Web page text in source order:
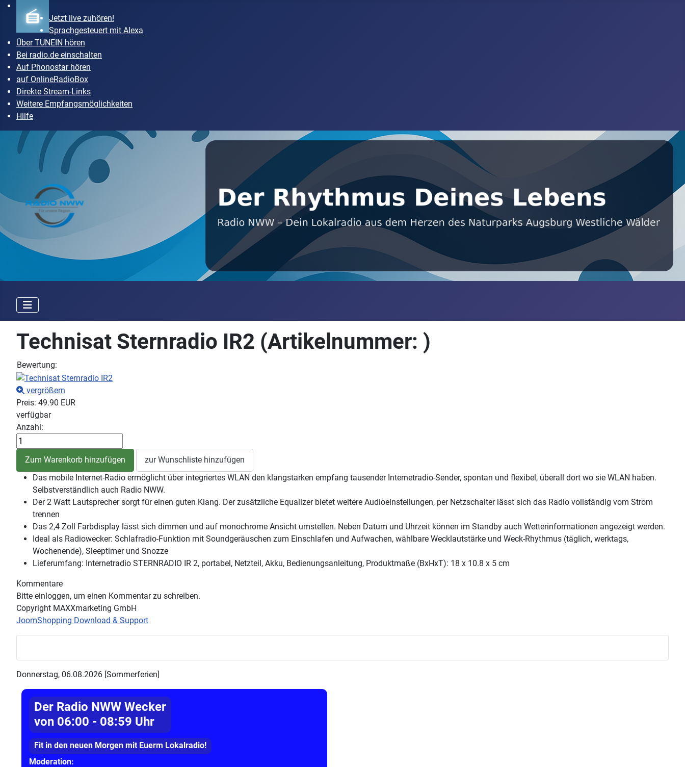
Jetzt live zuhören!
Sprachgesteuert mit Alexa
Über TUNEIN hören
Bei radio.de einschalten
Auf Phonostar hören
auf OnlineRadioBox
Direkte Stream-Links
Weitere Empfangsmöglichkeiten
Hilfe
Technisat Sternradio IR2 (Artikelnummer: )
Bewertung:
vergrößern
Preis: 49.90 EUR
verfügbar
Anzahl:
Das mobile Internet-Radio ermöglicht über integriertes WLAN den klangstarken empfang tausender Internetradio-Sender, spontan und flexibel, überall dort wo sie WLAN haben.
Selbstverständlich auch Radio NWW.
Der 2 Watt Lautsprecher sorgt für einen guten Klang. Der zusätzliche Equalizer bietet weitere Audioeinstellungen, per Netzschalter lässt sich das Radio vollständig vom Strom
trennen
Das 2,4 Zoll Farbdisplay lässt sich dimmen und auf monochrome Ansicht umstellen. Neben Datum und Uhrzeit können im Standby auch Wetterinformationen angezeigt werden.
Ideal als Radiowecker: Schlafradio-Funktion mit Soundgeräuschen zum Einschlafen und Aufwachen, wählbare Wecklautstärke und Weck-Rhythmus (täglich, werktags,
Wochenende), Sleeptimer und Snozze
Lieferumfang: Internetradio STERNRADIO IR 2, portabel, Netzteil, Akku, Bedienungsanleitung, Produktmaße (BxHxT): 18 x 10.8 x 5 cm
Kommentare
Bitte einloggen, um einen Kommentar zu schreiben.
Copyright MAXXmarketing GmbH
JoomShopping Download & Support
Donnerstag, 06.08.2026 [Sommerferien]
Der Radio NWW Wecker
von 06:00 - 08:59 Uhr
Fit in den neuen Morgen mit Euerm Lokalradio!
Moderation: